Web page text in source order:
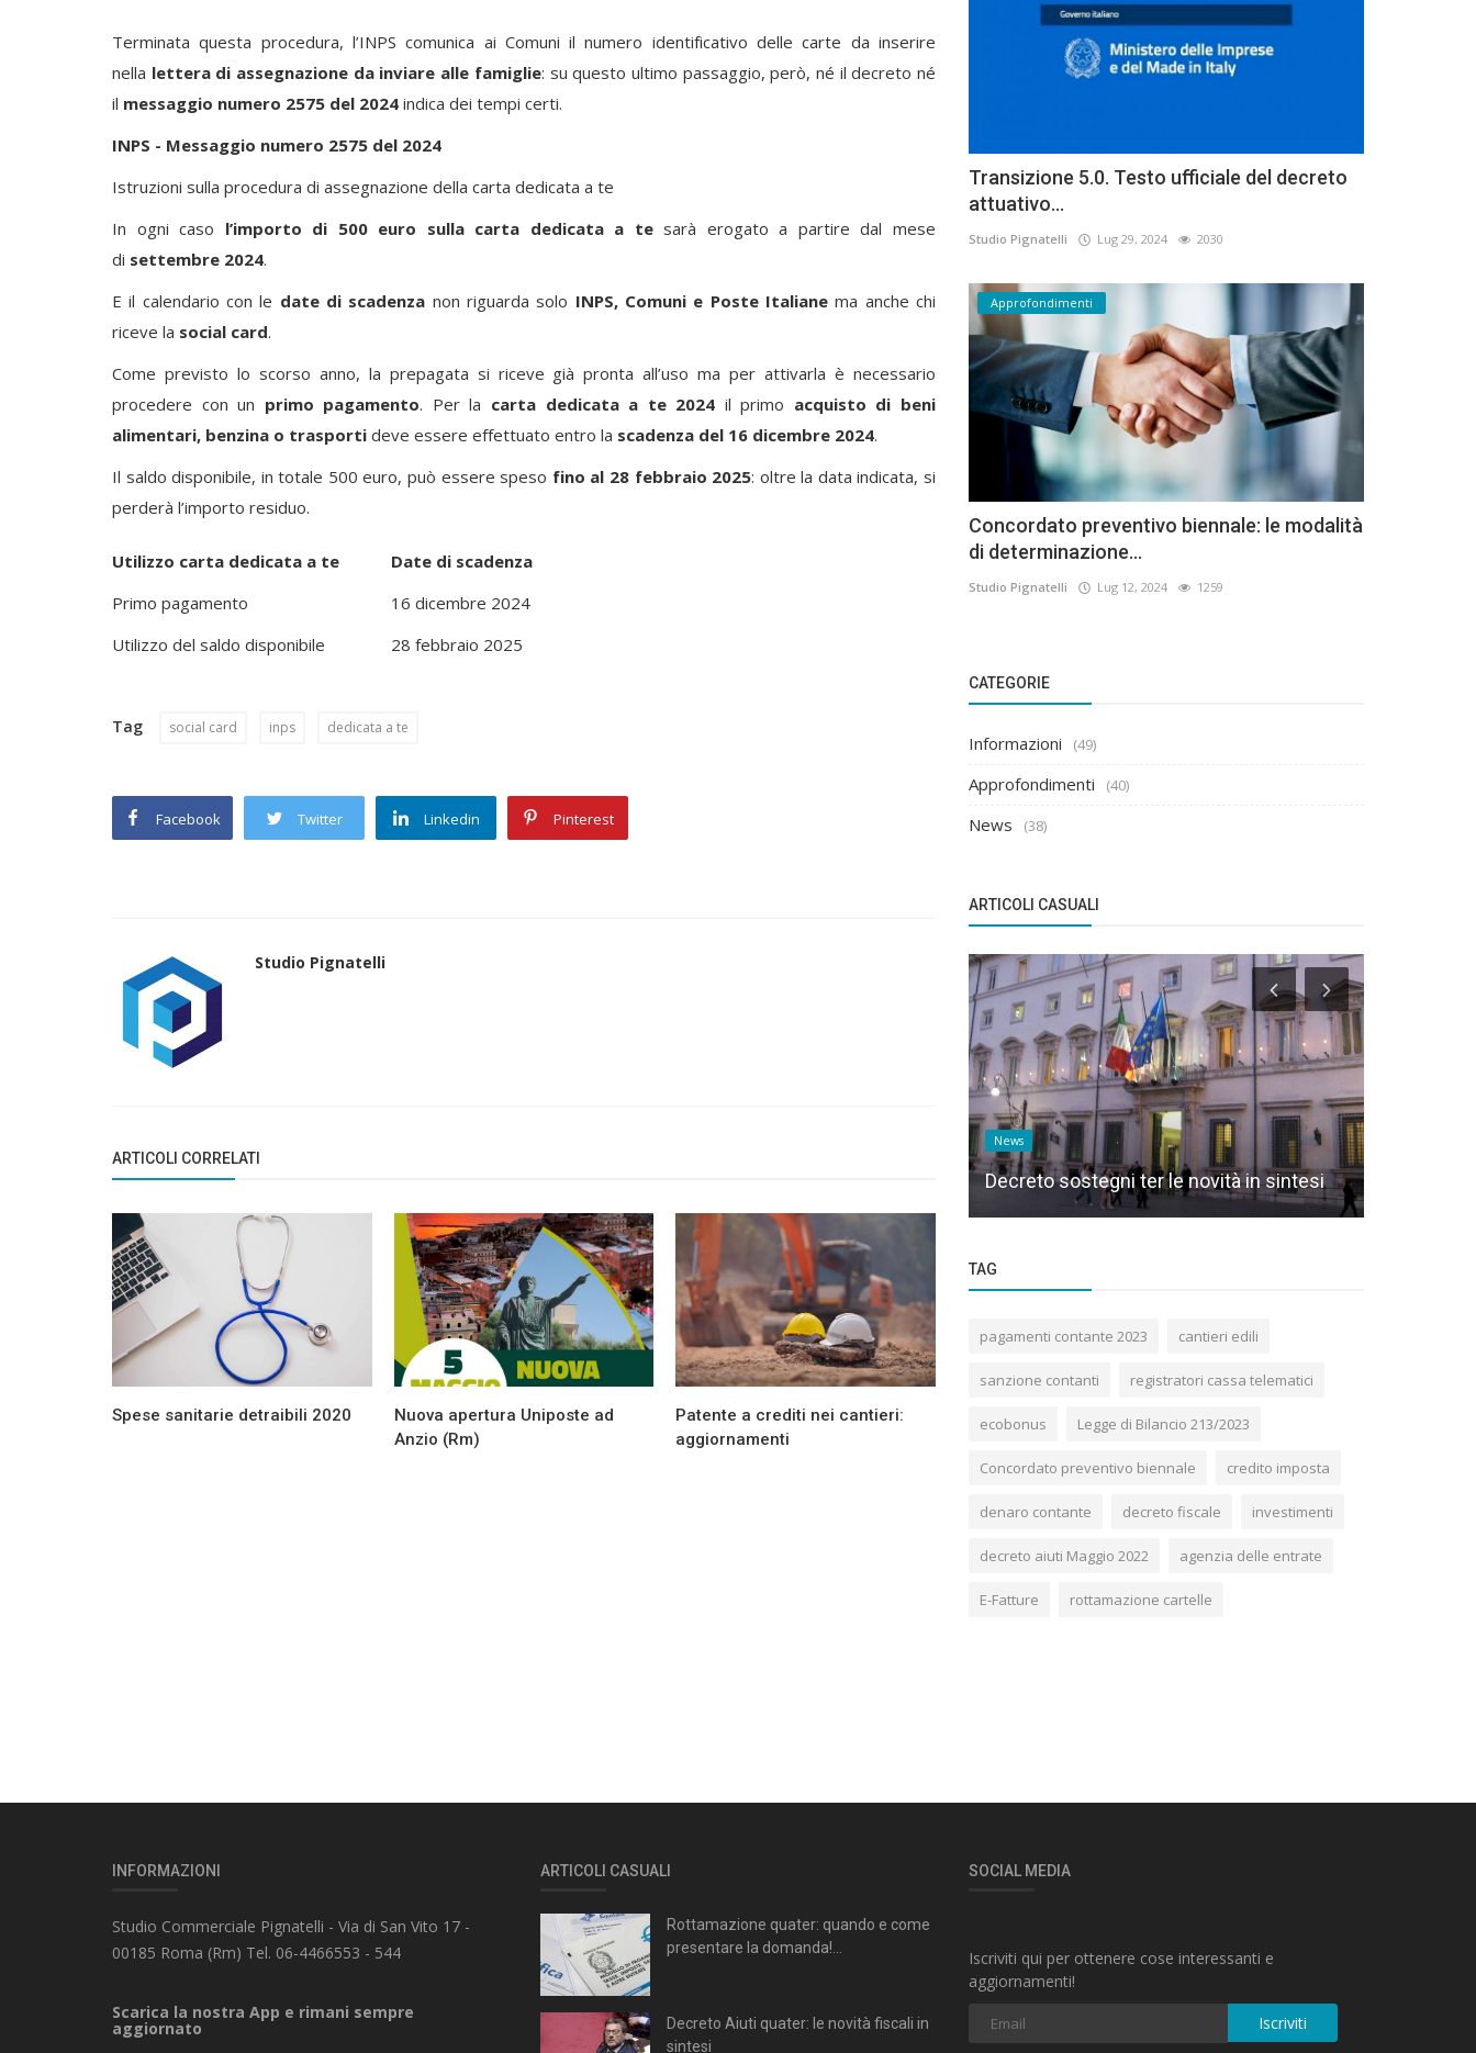
Terminata questa procedura, l’INPS comunica ai Comuni il numero identificativo delle carte da inserire
nella lettera di assegnazione da inviare alle famiglie: su questo ultimo passaggio, però, né il decreto né
il messaggio numero 2575 del 2024 indica dei tempi certi.
INPS - Messaggio numero 2575 del 2024
Istruzioni sulla procedura di assegnazione della carta dedicata a te
In ogni caso l’importo di 500 euro sulla carta dedicata a tesarà erogato a partire dal mese
di settembre 2024.
E il calendario con le date di scadenza non riguarda solo INPS, Comuni e Poste Italiane ma anche chi
riceve la social card.
Come previsto lo scorso anno, la prepagata si riceve già pronta all’uso ma per attivarla è necessario
procedere con un primo pagamento. Per la carta dedicata a te 2024 il primo acquisto di beni
alimentari, benzina o trasporti deve essere effettuato entro la scadenza del 16 dicembre 2024.
Il saldo disponibile, in totale 500 euro, può essere speso fino al 28 febbraio 2025: oltre la data indicata, si
perderà l’importo residuo.
Utilizzo carta dedicata a te
Date di scadenza
Primo pagamento
16 dicembre 2024
Utilizzo del saldo disponibile
28 febbraio 2025
Tag social card inps dedicata a te
Facebook Twitter Linkedin Pinterest
Studio Pignatelli
ARTICOLI CORRELATI
Spese sanitarie detraibili 2020
Nuova apertura Uniposte ad
Anzio (Rm)
Patente a crediti nei cantieri:
aggiornamenti
Transizione 5.0. Testo ufficiale del decreto
attuativo...
Studio Pignatelli Lug 29, 2024 2030
Approfondimenti
Concordato preventivo biennale: le modalità
di determinazione...
Studio Pignatelli Lug 12, 2024 1259
CATEGORIE
Informazioni (49)
Approfondimenti (40)
News (38)
ARTICOLI CASUALI
Nuova apertura UniPoste Anzio -
RIMANDATA
News
Decreto sostegni ter le novità in sintesi
TAG
pagamenti contante 2023 cantieri edili
sanzione contanti registratori cassa telematici
ecobonus Legge di Bilancio 213/2023
Concordato preventivo biennale credito imposta
denaro contante decreto fiscale investimenti
decreto aiuti Maggio 2022 agenzia delle entrate
E-Fatture rottamazione cartelle
INFORMAZIONI
Studio Commerciale Pignatelli - Via di San Vito 17 -
00185 Roma (Rm) Tel. 06-4466553 - 544
Scarica la nostra App e rimani sempre
aggiornato
ARTICOLI CASUALI
Rottamazione quater: quando e come
presentare la domanda!...
Decreto Aiuti quater: le novità fiscali in
sintesi
SOCIAL MEDIA
Iscriviti qui per ottenere cose interessanti e
aggiornamenti!
Iscriviti